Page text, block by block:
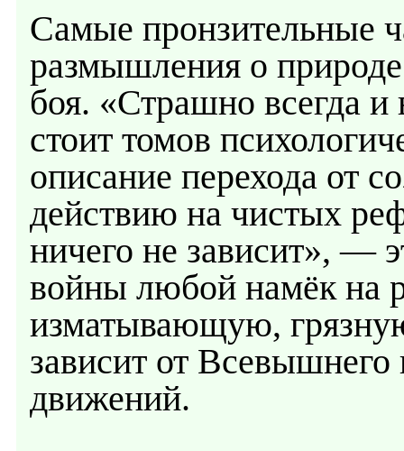
Самые пронзительные
размышления о
боя. «Страшно всегда
стоит томов
описание перехода от
действию на чистых
ничего не зависит», —
войны любой намёк на
изматывающую,
зависит от
движений.